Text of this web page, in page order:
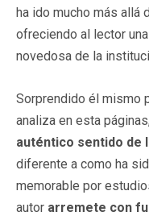
ha ido mucho más allá
ofreciendo al lector
novedosa de la
Sorprendido él mismo
analiza en esta
auténtico sentido de
diferente a como ha
memorable por
autor arremete con